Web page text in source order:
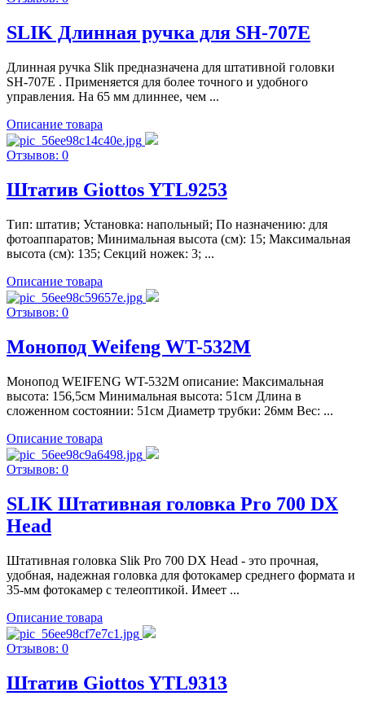
SLIK Длинная ручка для SH-707E
Длинная ручка Slik предназначена для штативной головки
SH-707E . Применяется для более точного и удобного
управления. На 65 мм длиннее, чем ...
Описание товара
Отзывов: 0
Штатив Giottos YTL9253
Тип: штатив; Установка: напольный; По назначению: для
фотоаппаратов; Минимальная высота (см): 15; Максимальная
высота (см): 135; Секций ножек: 3; ...
Описание товара
Отзывов: 0
Монопод Weifeng WT-532M
Монопод WEIFENG WT-532M описание: Максимальная
высота: 156,5см Минимальная высота: 51см Длина в
сложенном состоянии: 51см Диаметр трубки: 26мм Вес: ...
Описание товара
Отзывов: 0
SLIK Штативная головка Pro 700 DX
Head
Штативная головка Slik Pro 700 DX Head - это прочная,
удобная, надежная головка для фотокамер среднего формата и
35-мм фотокамер с телеоптикой. Имеет ...
Описание товара
Отзывов: 0
Штатив Giottos YTL9313